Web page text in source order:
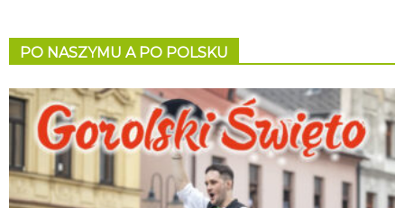
PO NASZYMU A PO POLSKU